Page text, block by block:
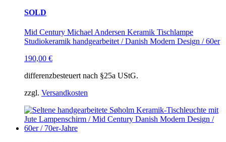
SOLD
Mid Century Michael Andersen Keramik Tischlampe
Studiokeramik handgearbeitet / Danish Modern Design / 60er
190,00 €
differenzbesteuert nach §25a UStG.
zzgl. Versandkosten